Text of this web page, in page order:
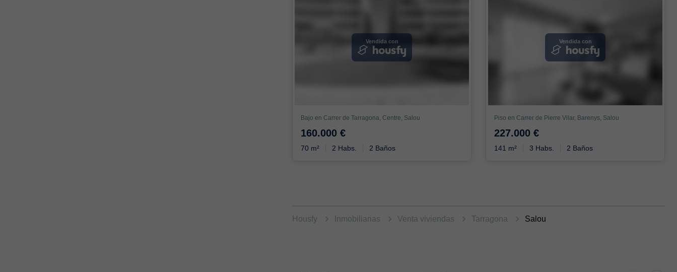
Vendida con
Bajo en Carrer de Tarragona, Centre, Salou
160.000 €
70 m² 2 Habs. 2 Baños
Vendida con
Piso en Carrer de Pierre Vilar, Barenys, Salou
227.000 €
141 m² 3 Habs. 2 Baños
Housfy Inmobiliarias Venta viviendas Tarragona Salou